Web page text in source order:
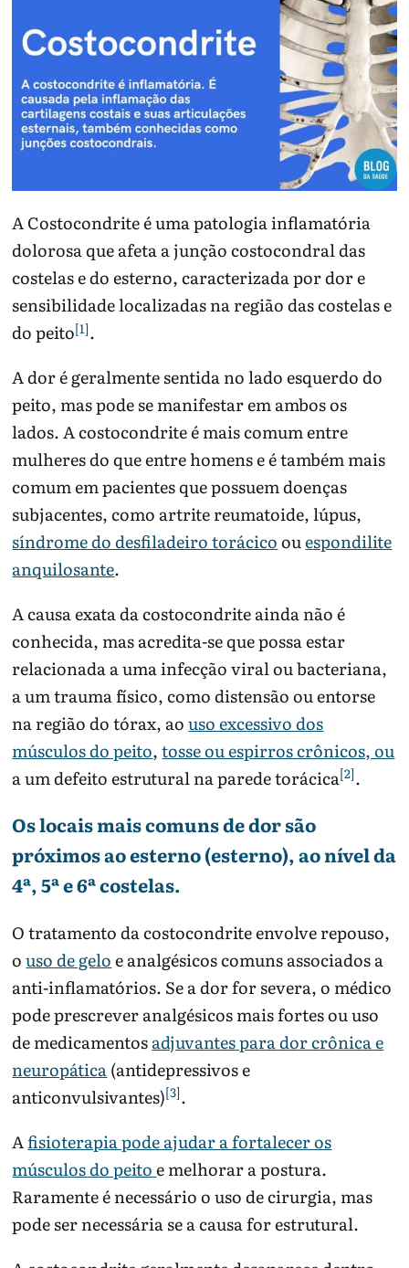
A Costocondrite é uma patologia inflamatória
dolorosa que afeta a junção costocondral das
costelas e do esterno, caracterizada por dor e
sensibilidade localizadas na região das costelas e
do peito[1].
A dor é geralmente sentida no lado esquerdo do
peito, mas pode se manifestar em ambos os
lados. A costocondrite é mais comum entre
mulheres do que entre homens e é também mais
comum em pacientes que possuem doenças
subjacentes, como artrite reumatoide, lúpus,
síndrome do desfiladeiro torácicoouespondilite
anquilosante.
A causa exata da costocondrite ainda não é
conhecida, mas acredita-se que possa estar
relacionada a uma infecção viral ou bacteriana,
a um trauma físico, como distensão ou entorse
na região do tórax, aouso excessivo dos
músculos do peito,tosse ou espirros crônicos, ou
a um defeito estrutural na parede torácica[2].
Os locais mais comuns de dor são
próximos ao esterno (esterno), ao nível da
4ª, 5ª e 6ª costelas.
O tratamento da costocondrite envolve repouso,
ouso de geloe analgésicos comuns associados a
anti-inflamatórios. Se a dor for severa, o médico
pode prescrever analgésicos mais fortes ou uso
de medicamentosadjuvantes para dor crônica e
neuropática(antidepressivos e
anticonvulsivantes)[3].
Afisioterapia pode ajudar a fortalecer os
músculos do peitoe melhorar a postura.
Raramente é necessário o uso de cirurgia, mas
pode ser necessária se a causa for estrutural.